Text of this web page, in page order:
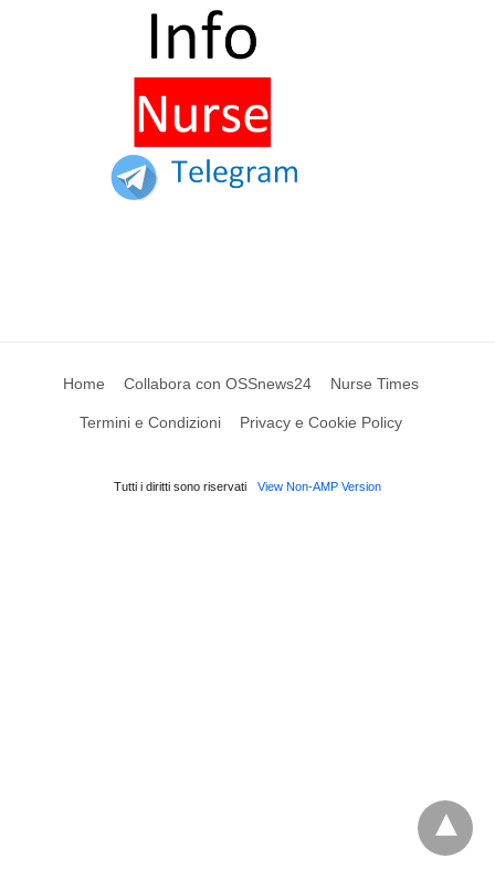
Home Collabora con OSSnews24 Nurse Times
Termini e Condizioni Privacy e Cookie Policy
Tutti i diritti sono riservati View Non-AMP Version